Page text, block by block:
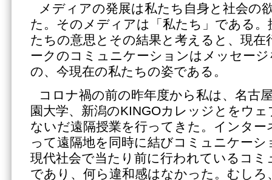
メディアの発展は私たち自身と社会の
た。そのメディアは「私たち」である
たちの意思とその結果と考えると、現
ークのコミュニケーションはメッセー
の、今現在の私たちの姿である。
コロナ禍の前の昨年度から私は、名古
園大学、新潟のKINGOカレッジとをウ
ないだ遠隔授業を行ってきた。インタ
って遠隔地を同時に結びコミュニケー
現代社会で当たり前に行われているコ
であり、何ら違和感はなかった。むしろ